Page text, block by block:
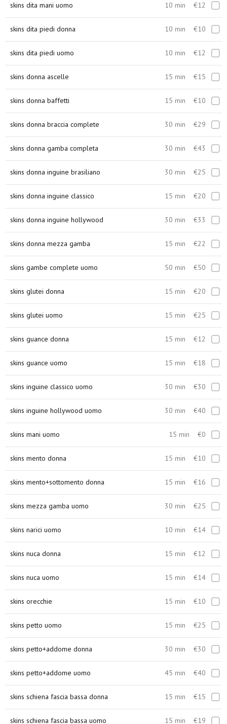
skins dita mani uomo 10 min €12
skins dita piedi donna 10 min €10
skins dita piedi uomo 10 min €12
skins donna ascelle 15 min €15
skins donna baffetti 15 min €10
skins donna braccia complete 30 min €29
skins donna gamba completa 30 min €43
skins donna inguine brasiliano 30 min €25
skins donna inguine classico 15 min €20
skins donna inguine hollywood 30 min €33
skins donna mezza gamba 15 min €22
skins gambe complete uomo 50 min €50
skins glutei donna 15 min €20
skins glutei uomo 15 min €25
skins guance donna 15 min €12
skins guance uomo 15 min €18
skins inguine classico uomo 30 min €30
skins inguine hollywood uomo 30 min €40
skins mani uomo 15 min €0
skins mento donna 15 min €10
skins mento+sottomento donna 15 min €16
skins mezza gamba uomo 30 min €25
skins narici uomo 10 min €14
skins nuca donna 15 min €12
skins nuca uomo 15 min €14
skins orecchie 15 min €10
skins petto uomo 15 min €25
skins petto+addome donna 30 min €30
skins petto+addome uomo 45 min €40
skins schiena fascia bassa donna 15 min €15
skins schiena fascia bassa uomo 15 min €19